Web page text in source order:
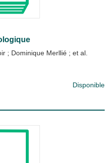
; Dominique Merllié ; et al.
Disponible